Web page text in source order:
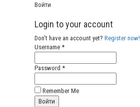
Войти
Login to your account
Don't have an account yet? Register now!
Username *
Password *
Remember Me